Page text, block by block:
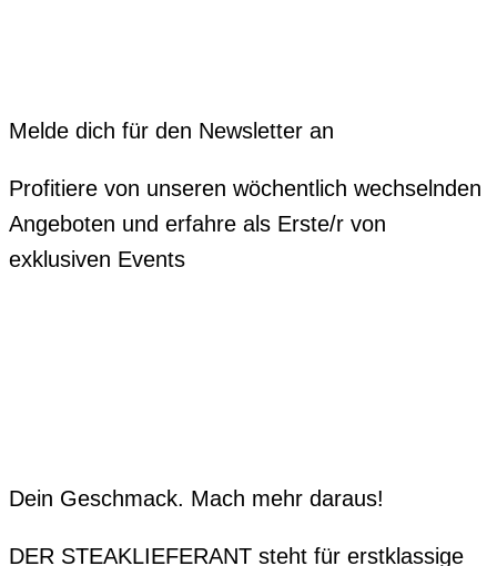
Melde dich für den Newsletter an
Profitiere von unseren wöchentlich wechselnden
Angeboten und erfahre als Erste/r von
exklusiven Events
Dein Geschmack. Mach mehr daraus!
DER STEAKLIEFERANT steht für erstklassige